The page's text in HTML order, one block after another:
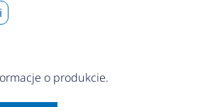
o produkcie.